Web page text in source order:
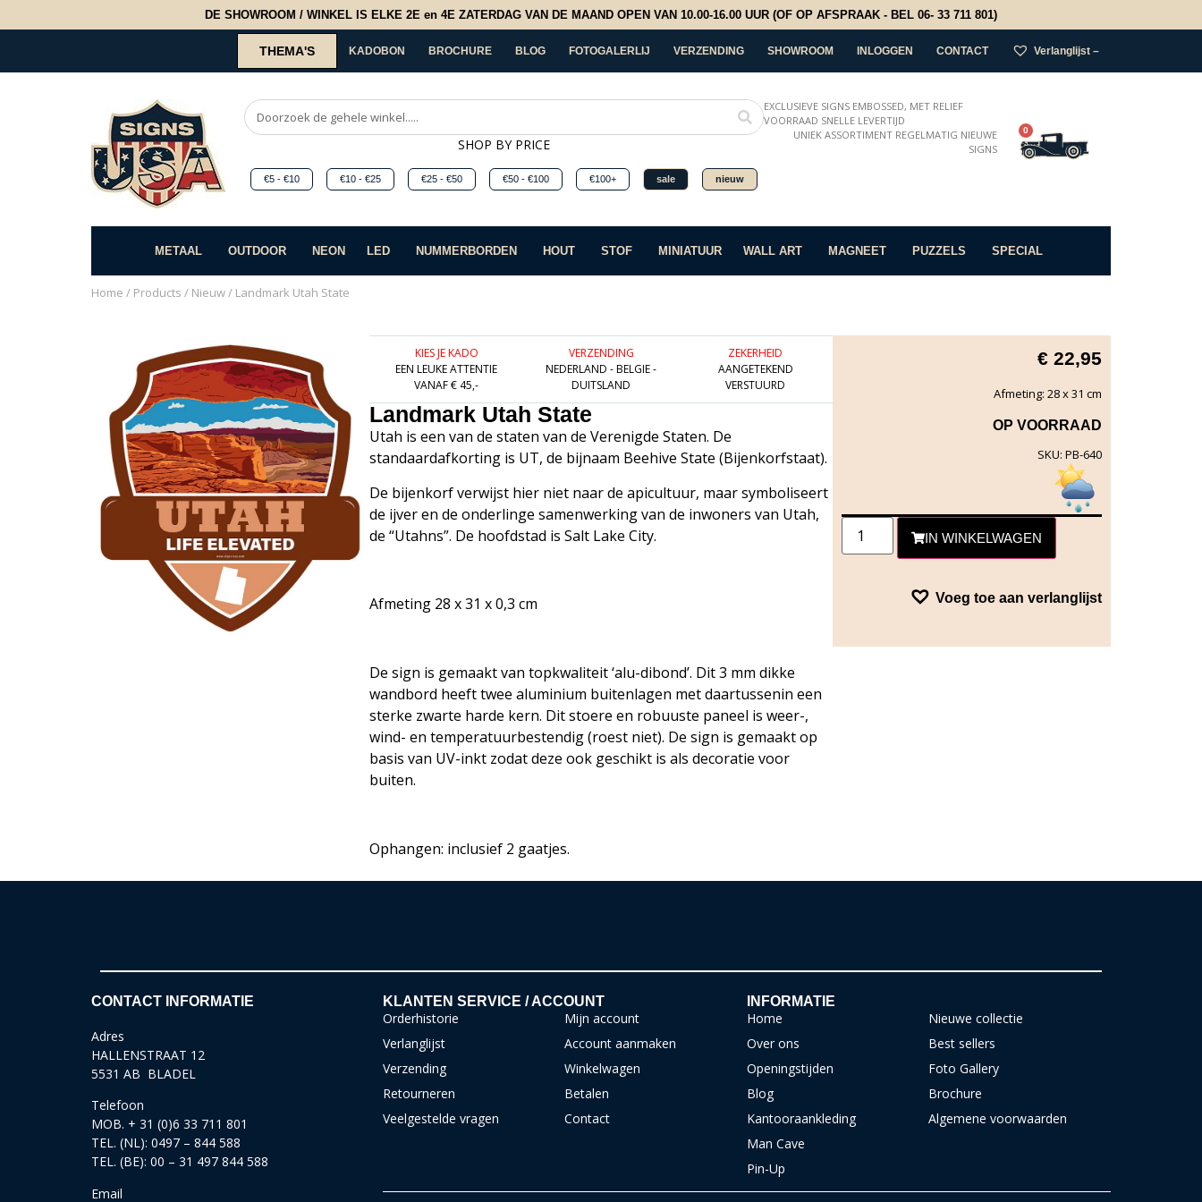
DE SHOWROOM / WINKEL IS ELKE 2E en 4E ZATERDAG VAN DE MAAND OPEN VAN 10.00-16.00 UUR (OF OP AFSPRAAK - BEL 06- 33 711 801)
THEMA'S KADOBON BROCHURE BLOG FOTOGALERLIJ VERZENDING SHOWROOM INLOGGEN CONTACT Verlanglijst –
SHOP BY PRICE
€5 - €10 €10 - €25 €25 - €50 €50 - €100 €100+ sale nieuw
EXCLUSIEVE SIGNS EMBOSSED, MET RELIEF
VOORRAAD SNELLE LEVERTIJD
UNIEK ASSORTIMENT REGELMATIG NIEUWE
SIGNS
0
METAAL OUTDOOR NEON LED NUMMERBORDEN HOUT STOF MINIATUUR WALL ART MAGNEET PUZZELS SPECIAL
Home / Products / Nieuw/ Landmark Utah State
KIES JE KADO
EEN LEUKE ATTENTIE
VANAF € 45,-
VERZENDING
NEDERLAND - BELGIE -
DUITSLAND
ZEKERHEID
AANGETEKEND
VERSTUURD
Landmark Utah State
Utah is een van de staten van de Verenigde Staten. De
standaardafkorting is UT, de bijnaam Beehive State (Bijenkorfstaat).
De bijenkorf verwijst hier niet naar de apicultuur, maar symboliseert
de ijver en de onderlinge samenwerking van de inwoners van Utah,
de “Utahns”. De hoofdstad is Salt Lake City.
Afmeting 28 x 31 x 0,3 cm
De sign is gemaakt van topkwaliteit ‘alu-dibond’. Dit 3 mm dikke
wandbord heeft twee aluminium buitenlagen met daartussenin een
sterke zwarte harde kern. Dit stoere en robuuste paneel is weer-,
wind- en temperatuurbestendig (roest niet). De sign is gemaakt op
basis van UV-inkt zodat deze ook geschikt is als decoratie voor
buiten.
Ophangen: inclusief 2 gaatjes.
€ 22,95
Afmeting: 28 x 31 cm
OP VOORRAAD
SKU: PB-640
IN WINKELWAGEN
Voeg toe aan verlanglijst
CONTACT INFORMATIE
Adres
HALLENSTRAAT 12
5531 AB BLADEL
Telefoon
MOB. + 31 (0)6 33 711 801
TEL. (NL): 0497 – 844 588
TEL. (BE): 00 – 31 497 844 588
Email
KLANTEN SERVICE / ACCOUNT
Orderhistorie
Verlanglijst
Verzending
Retourneren
Veelgestelde vragen
Mijn account
Account aanmaken
Winkelwagen
Betalen
Contact
INFORMATIE
Home
Over ons
Openingstijden
Blog
Kantooraankleding
Man Cave
Pin-Up
Nieuwe collectie
Best sellers
Foto Gallery
Brochure
Algemene voorwaarden